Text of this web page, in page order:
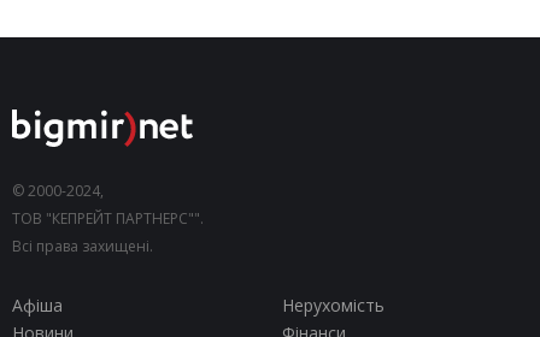
© 2000-2024,
ТОВ "КЕПРЕЙТ ПАРТНЕРС"".
Всі права захищені.
Афіша
Нерухомість
Новини
Фінанси